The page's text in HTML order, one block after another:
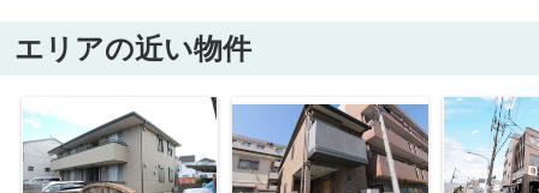
エリアの近い物件